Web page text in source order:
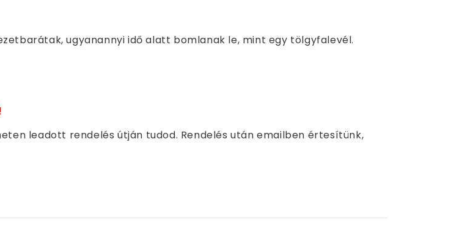
ugyanannyi idő alatt bomlanak le, mint egy tölgyfalevél.
leadott rendelés útján tudod. Rendelés után emailben értesítünk,